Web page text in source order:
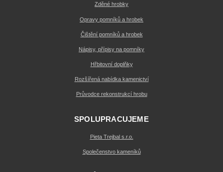
Zděné hrobky
Opravy pomníků a hrobek
Čištění pomníků a hrobek
Nápisy, přípisy na pomníky
Hřbitovní doplňky
Rozšířená nabídka kamenictví
Průvodce rekonstrukcí hrobu
SPOLUPRACUJEME
Pieta Trejbal s.r.o.
Společenstvo kameníků